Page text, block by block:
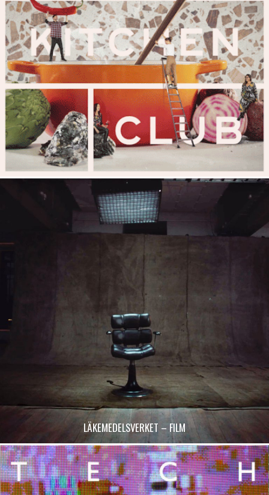
LÄKEMEDELSVERKET – FILM